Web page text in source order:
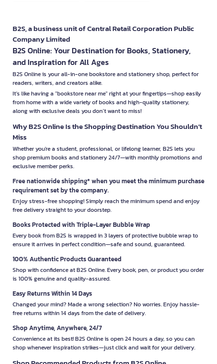
B2S, a business unit of Central Retail Corporation Public
Company Limited
B2S Online: Your Destination for Books, Stationery,
and Inspiration for All Ages
B2S Online is your all-in-one bookstore and stationery shop, perfect for
readers, writers, and creators alike.
It’s like having a "bookstore near me" right at your fingertips—shop easily
from home with a wide variety of books and high-quality stationery,
along with exclusive deals you don’t want to miss!
Why B2S Online Is the Shopping Destination You Shouldn’t
Miss
Whether you're a student, professional, or lifelong learner, B2S lets you
shop premium books and stationery 24/7—with monthly promotions and
exclusive member perks.
Free nationwide shipping* when you meet the minimum purchase
requirement set by the company.
Enjoy stress-free shopping! Simply reach the minimum spend and enjoy
free delivery straight to your doorstep.
Books Protected with Triple-Layer Bubble Wrap
Every book from B2S is wrapped in 3 layers of protective bubble wrap to
ensure it arrives in perfect condition—safe and sound, guaranteed.
100% Authentic Products Guaranteed
Shop with confidence at B2S Online. Every book, pen, or product you order
is 100% genuine and quality-assured.
Easy Returns Within 14 Days
Changed your mind? Made a wrong selection? No worries. Enjoy hassle-
free returns within 14 days from the date of delivery.
Shop Anytime, Anywhere, 24/7
Convenience at its best! B2S Online is open 24 hours a day, so you can
shop whenever inspiration strikes—just click and wait for your delivery.